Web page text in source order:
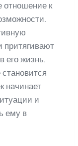
отношение к
притягивают
его жизнь.
начинает
и
ему в